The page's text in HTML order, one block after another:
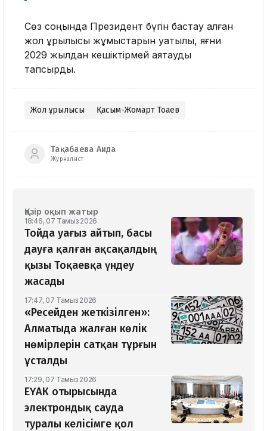
Сөз соңында Президент бүгін бастау алған
жол құрылысы жұмыстарын уақтылы, яғни
2029 жылдан кешіктірмей аяқтауды
тапсырды.
Жол құрылысы Қасым-Жомарт Тоқаев
Тақабаева Аида
Журналист
Қазір оқып жатыр
18:46, 07 Тамыз 2026
Тойда уағыз айтып, басы
дауға қалған ақсақалдың
қызы Тоқаевқа үндеу
жасады
17:47, 07 Тамыз 2026
«Ресейден жеткізілген»:
Алматыда жалған көлік
нөмірлерін сатқан тұрғын
ұсталды
17:29, 07 Тамыз 2026
ЕҮАК отырысында
электрондық сауда
туралы келісімге қол